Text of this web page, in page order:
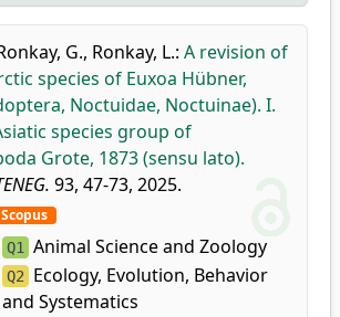
G., Ronkay, L.: A revision of
species of Euxoa Hübner,
Noctuidae, Noctuinae). I.
species group of
Grote, 1873 (sensu lato).
93, 47-73, 2025.
Scopus
Q1 Animal Science and Zoology
Q2 Ecology, Evolution, Behavior
and Systematics